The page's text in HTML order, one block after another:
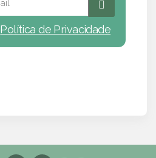
Política de Privacidade